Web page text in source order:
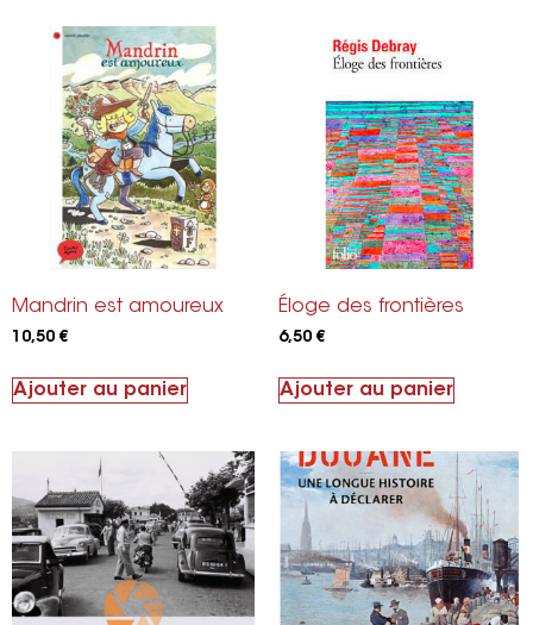
Mandrin est amoureux
10,50€
Ajouter au panier
Éloge des frontières
6,50€
Ajouter au panier